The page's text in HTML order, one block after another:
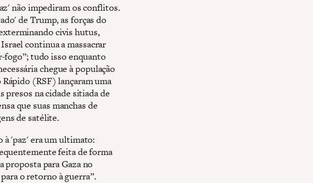
não impediram os conflitos.
de Trump, as forças do
civis hutus,
continua a massacrar
fogo”; tudo isso enquanto
chegue à população
(RSF) lançaram uma
na cidade sitiada de
que suas manchas de
de satélite.
à 'paz' era um ultimato:
feita de forma
proposta para Gaza no
o retorno à guerra”.